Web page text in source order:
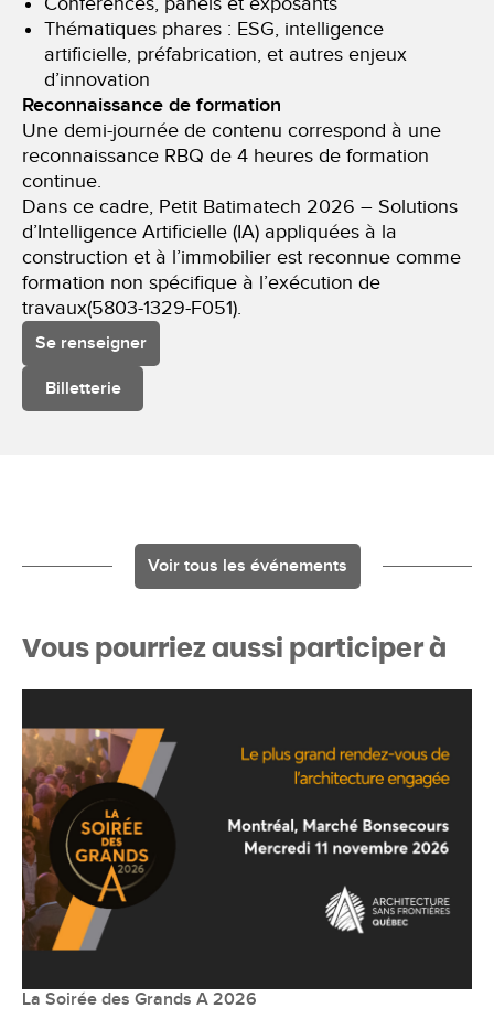
Thématiques phares : ESG, intelligence
artificielle, préfabrication, et autres enjeux
d’innovation
Reconnaissance de formation
Une demi-journée de contenu correspond à une
reconnaissance RBQ de 4 heures de formation
continue.
Dans ce cadre, Petit Batimatech 2026 – Solutions
d’Intelligence Artificielle (IA) appliquées à la
construction et à l’immobilier est reconnue comme
formation non spécifique à l’exécution de
travaux(5803-1329-F051).
Se renseigner
Billetterie
Voir tous les événements
Vous pourriez aussi participer à
La Soirée des Grands A 2026